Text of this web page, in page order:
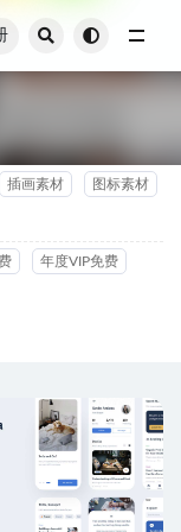
插画素材 图标素材
年度VIP免费